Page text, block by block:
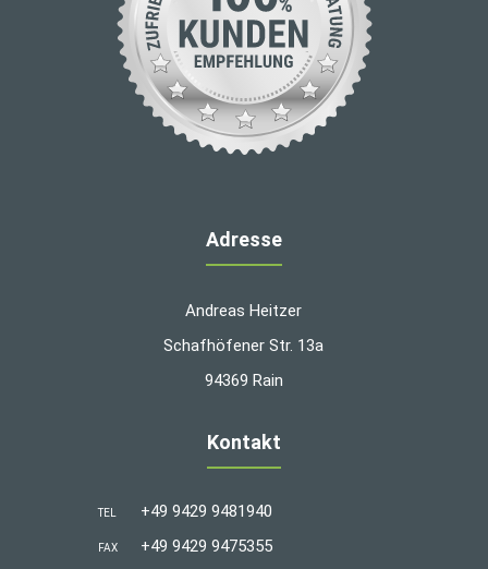
Adresse
Andreas Heitzer
Schafhöfener Str. 13a
94369 Rain
Kontakt
TEL +49 9429 9481940
FAX +49 9429 9475355